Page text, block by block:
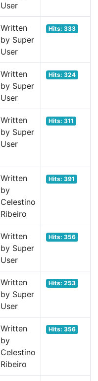
User
Written
by Super
User
Hits: 333
Written
by Super
User
Hits: 324
Written
by Super
User
Hits: 311
Written
by
Celestino
Ribeiro
Hits: 391
Written
by Super
User
Hits: 356
Written
by Super
User
Hits: 253
Written
by
Celestino
Ribeiro
Hits: 356